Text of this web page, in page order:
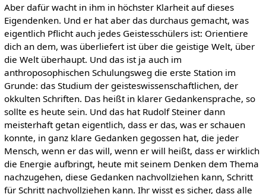
Aber dafür wacht in ihm in höchster Klarheit auf dieses
Eigendenken. Und er hat aber das durchaus gemacht, was
eigentlich Pflicht auch jedes Geistesschülers ist: Orientiere
dich an dem, was überliefert ist über die geistige Welt, über
die Welt überhaupt. Und das ist ja auch im
anthroposophischen Schulungsweg die erste Station im
Grunde: das Studium der geisteswissenschaftlichen, der
okkulten Schriften. Das heißt in klarer Gedankensprache, so
sollte es heute sein. Und das hat Rudolf Steiner dann
meisterhaft getan eigentlich, dass er das, was er schauen
konnte, in ganz klare Gedanken gegossen hat, die jeder
Mensch, wenn er das will, wenn er will heißt, dass er wirklich
die Energie aufbringt, heute mit seinem Denken dem Thema
nachzugehen, diese Gedanken nachvollziehen kann, Schritt
für Schritt nachvollziehen kann. Ihr wisst es sicher, dass alle